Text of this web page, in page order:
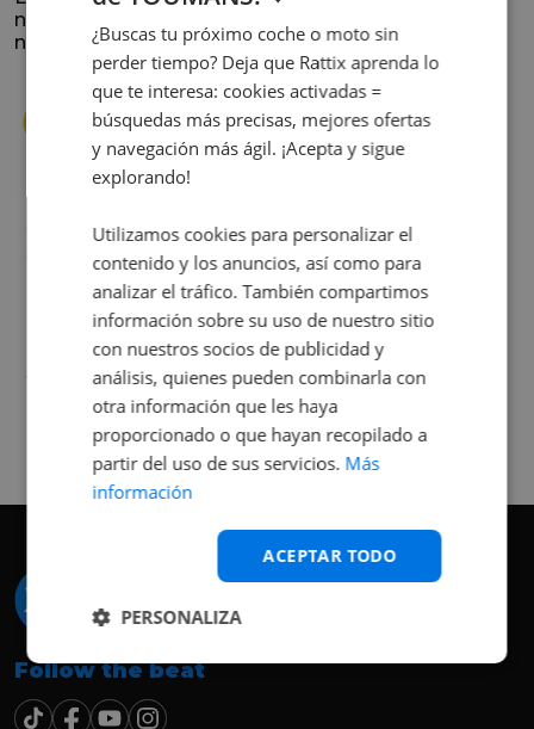
nuestra prioridad. Lee lo que opinan y conoce
nuestra historia.
Cuando decidí vender mi coche busqué
diferentes empresas donde hacerlo y la que
me dio más confianza fue Rattix, por las
buenas (y tantas) reseñas que tienen.
Realmente la experiencia ha sido muy
buena, Carolina ha sido siempre muy atenta
y profesional. Finalmente mi hermana se
queda el coche, pero no puedo más que
recomendar el buen trato desde el primer
hasta el último momento.
Judit Sorribes
Follow the beat
¿Buscas tu próximo coche o moto sin
perder tiempo? Deja que Rattix aprenda lo
que te interesa: cookies activadas =
búsquedas más precisas, mejores ofertas
y navegación más ágil. ¡Acepta y sigue
explorando!
Utilizamos cookies para personalizar el
contenido y los anuncios, así como para
analizar el tráfico. También compartimos
información sobre su uso de nuestro sitio
con nuestros socios de publicidad y
análisis, quienes pueden combinarla con
otra información que les haya
proporcionado o que hayan recopilado a
partir del uso de sus servicios. Más
información
ACEPTAR TODO
PERSONALIZA